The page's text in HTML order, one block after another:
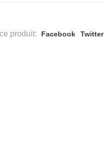
produit: Facebook Twitter